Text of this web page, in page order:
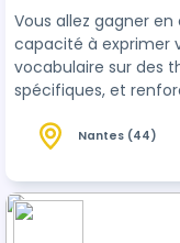
Vous allez gagner en confiance dans votre
capacité à exprimer
vocabulaire sur des
spécifiques, et
Nantes (44)